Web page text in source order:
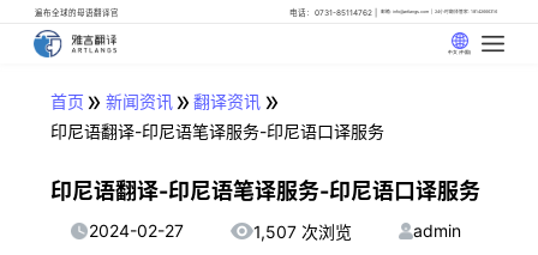
遍布全球的母语翻译官 电话：0731-85114762 邮箱: info@artlangs.com 24小时翻译管家: 18142666316
中文 (中国)
首页 » 新闻资讯» 翻译资讯 »
印尼语翻译-印尼语笔译服务-印尼语口译服务
印尼语翻译-印尼语笔译服务-印尼语口译服务
2024-02-27 1,507 次浏览 admin